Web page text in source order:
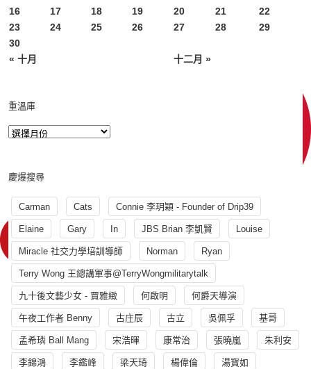
« 十月 十二月 »
16
17 18 19 20 21
22
23
24 25 26 27 28
29
30
重溫庫
慶爆搜尋
Carman Cats Connie 李玥穎 - Founder of Drip39
Elaine Gary In JBS Brian 李凱賢 Louise
Miracle 社交力學培訓導師 Norman Ryan
Terry Wong 王總講軍事@TerryWongmilitarytalk
九十後文藝少女 - 賈雅緻 何啟明 何爵天導演
午夜工作者 Benny 古庄辰 古立 吳佩孚 基哥
孟希璘 Ball Mang 宋浩暉 康常治 張曉嵐 朱利安
李錦鴻 李鑑峰 梁天琦 楊偉倫 湯寳如